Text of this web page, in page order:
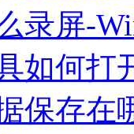
录屏-
如何打
保存在